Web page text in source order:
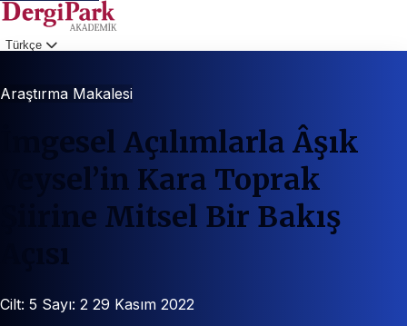
Türkçe
Araştırma Makalesi
İmgesel Açılımlarla Âşık
Veysel’in Kara Toprak
Şiirine Mitsel Bir Bakış
Açısı
Cilt: 5 Sayı: 2 29 Kasım 2022